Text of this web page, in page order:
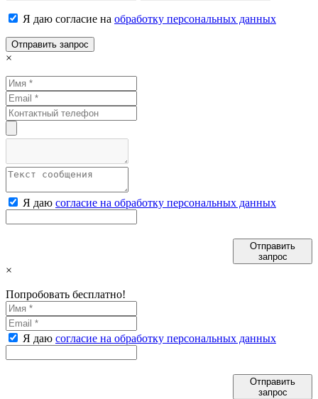
Я даю согласие на обработку персональных данных
Отправить запрос
×
Я даю согласие на обработку персональных данных
Отправить
запрос
×
Попробовать бесплатно!
Я даю согласие на обработку персональных данных
Отправить
запрос